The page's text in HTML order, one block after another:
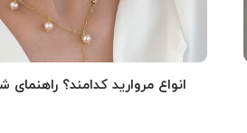
انواع مروارید کدامند؟ راهنمای